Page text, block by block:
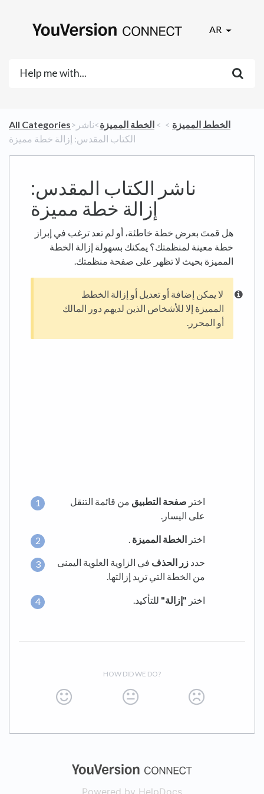
AR
All Categories ​الخطط المميزة ​ > ​
​ > ​ ​الخطة المميزة​>​ ناشر
الكتاب المقدس: إزالة خطة مميزة
ناشر الكتاب المقدس:
إزالة خطة مميزة
هل قمتَ بعرض خطة خاطئة، أو لم تعد ترغب في إبراز
خطة معينة لمنظمتك؟ يمكنك بسهولة إزالة الخطة
المميزة بحيث لا تظهر على صفحة منظمتك.
لا يمكن إضافة أو تعديل أو إزالة الخطط
المميزة إلا للأشخاص الذين لديهم دور المالك
أو المحرر.
اختر صفحة التطبيق من قائمة التنقل
على اليسار.
اختر الخطة المميزة .
حدد زر الحذف في الزاوية العلوية اليمنى
من الخطة التي تريد إزالتها.
اختر "إزالة" للتأكيد.
HOW DID WE DO?
(opens in a
Powered by HelpDocs